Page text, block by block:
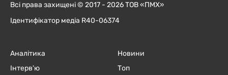
Всі права захищені © 2017 - 2026 ТОВ «ПМХ»
Ідентифікатор медіа R40-06374
Аналітика
Інтерв'ю
Новини
Топ